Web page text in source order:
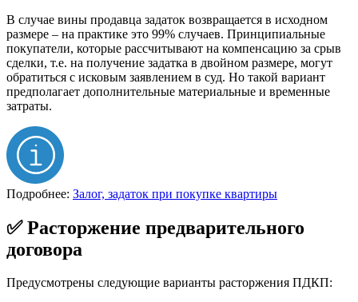
В случае вины продавца задаток возвращается в исходном
размере – на практике это 99% случаев. Принципиальные
покупатели, которые рассчитывают на компенсацию за срыв
сделки, т.е. на получение задатка в двойном размере, могут
обратиться с исковым заявлением в суд. Но такой вариант
предполагает дополнительные материальные и временные
затраты.
Подробнее: Залог, задаток при покупке квартиры
✅ Расторжение предварительного
договора
Предусмотрены следующие варианты расторжения ПДКП: